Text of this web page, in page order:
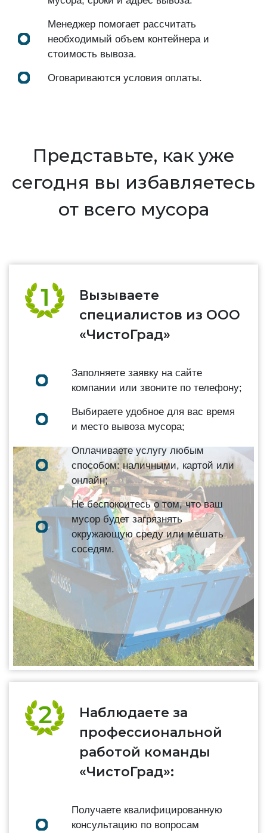
Менеджер помогает рассчитать
необходимый объем контейнера и
стоимость вывоза.
Оговариваются условия оплаты.
Представьте, как уже
сегодня вы избавляетесь
от всего мусора
Вызываете
специалистов из ООО
«ЧистоГрад»
Заполняете заявку на сайте
компании или звоните по телефону;
Выбираете удобное для вас время
и место вывоза мусора;
Оплачиваете услугу любым
способом: наличными, картой или
онлайн;
Не беспокоитесь о том, что ваш
мусор будет загрязнять
окружающую среду или мешать
соседям.
Наблюдаете за
профессиональной
работой команды
«ЧистоГрад»:
Получаете квалифицированную
консультацию по вопросам